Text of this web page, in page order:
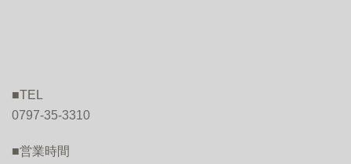
■TEL
0797-35-3310
■営業時間